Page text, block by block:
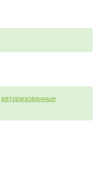
авторизованные